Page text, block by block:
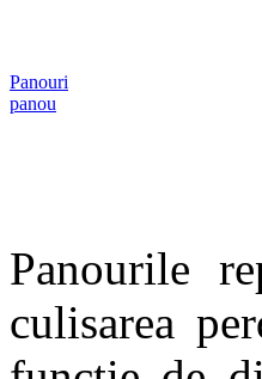
Panouri
panou
Panourile
culisarea